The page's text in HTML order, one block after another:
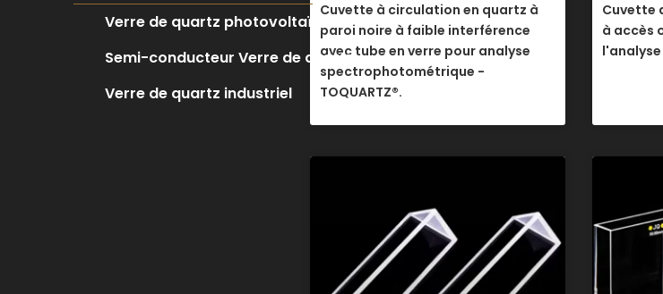
Cuvette à circulation en quartz à
paroi noire à faible interférence
avec tube en verre pour analyse
spectrophotométrique -
TOQUARTZ®.
Cuvette
à accès
l'analyse
Verre de quartz photovoltaïque
Semi-conducteur Verre de quartz
Verre de quartz industriel